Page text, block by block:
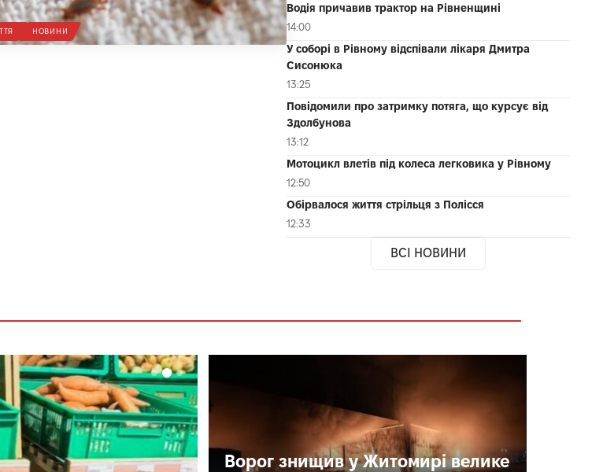
НОВИНИ
Водія причавив трактор на Рівненщині
14:00
У соборі в Рівному відспівали лікаря Дмитра
Сисонюка
13:25
Повідомили про затримку потяга, що курсує від
Здолбунова
13:12
Мотоцикл влетів під колеса легковика у Рівному
12:50
Обірвалося життя стрільця з Полісся
12:33
ВСІ НОВИНИ
Ворог знищив у Житомирі велике